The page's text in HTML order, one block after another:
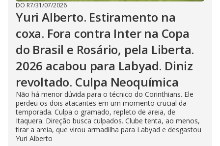
DO R7/31/07/2026
Yuri Alberto. Estiramento na
coxa. Fora contra Inter na Copa
do Brasil e Rosário, pela Liberta.
2026 acabou para Labyad. Diniz
revoltado. Culpa Neoquímica
Não há menor dúvida para o técnico do Corinthians. Ele
perdeu os dois atacantes em um momento crucial da
temporada. Culpa o gramado, repleto de areia, de
Itaquera. Direção busca culpados. Clube tenta, ao menos,
tirar a areia, que virou armadilha para Labyad e desgastou
Yuri Alberto